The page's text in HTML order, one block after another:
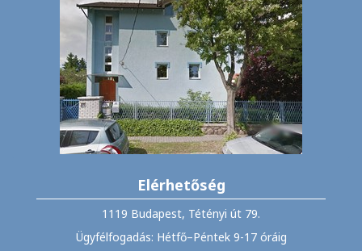
Elérhetőség
1119 Budapest, Tétényi út 79.
Ügyfélfogadás: Hétfő–Péntek 9-17 óráig